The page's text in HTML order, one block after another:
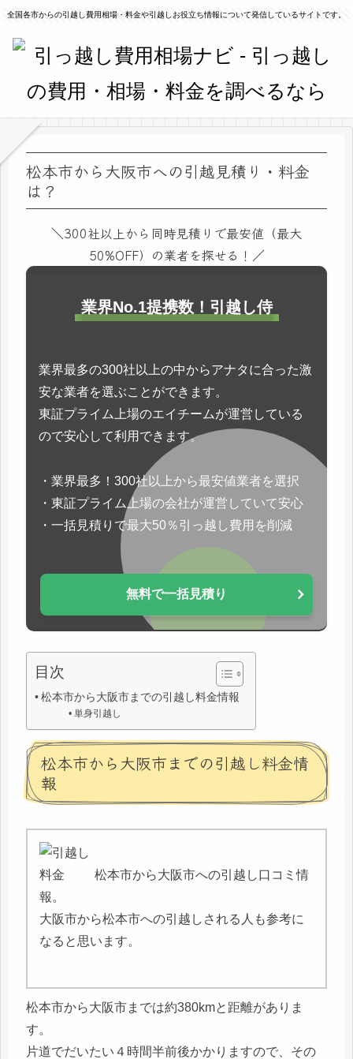
全国各市からの引越し費用相場・料金や引越しお役立ち情報について発信しているサイトです。
松本市から大阪市への引越見積り・料金
は？
＼300社以上から同時見積りで最安値（最大
50%OFF）の業者を探せる！／
業界No.1提携数！引越し侍
業界最多の300社以上の中からアナタに合った激
安な業者を選ぶことができます。
東証プライム上場のエイチームが運営している
ので安心して利用できます。
・業界最多！300社以上から最安値業者を選択
・東証プライム上場の会社が運営していて安心
・一括見積りで最大50％引っ越し費用を削減
無料で一括見積り
目次
松本市から大阪市までの引越し料金情報
単身引越し
松本市から大阪市までの引越し料金情
報
松本市から大阪市への引越し口コミ情
報。
大阪市から松本市への引越しされる人も参考に
なると思います。
松本市から大阪市までは約380kmと距離がありま
す。
片道でだいたい４時間半前後かかりますので、その